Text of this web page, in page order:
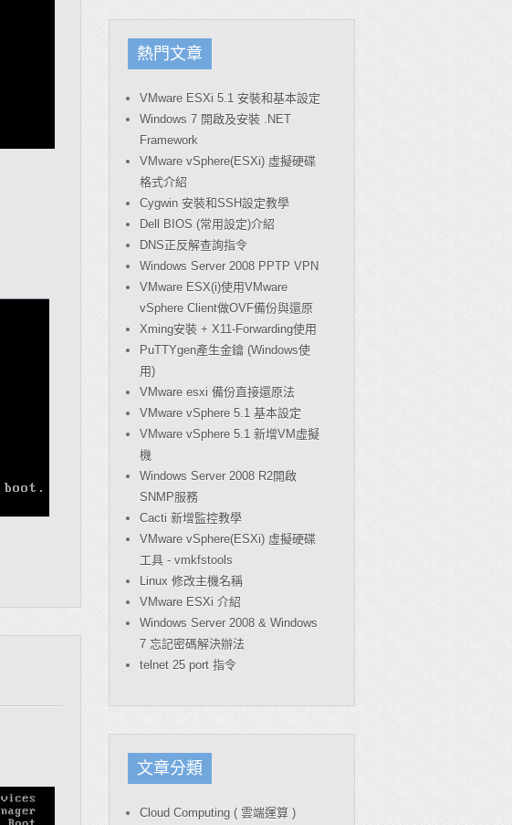
熱門文章
VMware ESXi 5.1 安裝和基本設定
Windows 7 開啟及安裝 .NET
Framework
VMware vSphere(ESXi) 虛擬硬碟
格式介紹
Cygwin 安裝和SSH設定教學
Dell BIOS (常用設定)介紹
DNS正反解查詢指令
Windows Server 2008 PPTP VPN
VMware ESX(i)使用VMware
vSphere Client做OVF備份與還原
Xming安裝 + X11-Forwarding使用
PuTTYgen產生金鑰 (Windows使
用)
VMware esxi 備份直接還原法
VMware vSphere 5.1 基本設定
VMware vSphere 5.1 新增VM虛擬
機
Windows Server 2008 R2開啟
SNMP服務
Cacti 新增監控教學
VMware vSphere(ESXi) 虛擬硬碟
工具 - vmkfstools
Linux 修改主機名稱
VMware ESXi 介紹
Windows Server 2008 & Windows
7 忘記密碼解決辦法
telnet 25 port 指令
文章分類
Cloud Computing ( 雲端運算 )